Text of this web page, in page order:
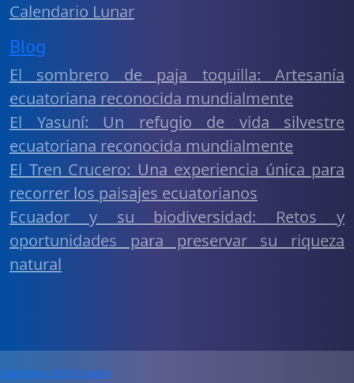
Calendario Lunar
Blog
El sombrero de paja toquilla: Artesanía
ecuatoriana reconocida mundialmente
El Yasuní: Un refugio de vida silvestre
ecuatoriana reconocida mundialmente
El Tren Crucero: Una experiencia única para
recorrer los paisajes ecuatorianos
Ecuador y su biodiversidad: Retos y
oportunidades para preservar su riqueza
natural
Calendario 2026 Ecuador